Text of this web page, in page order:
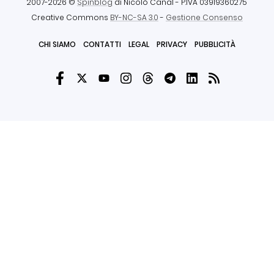
2007-2026 © Spinblog di Nicolò Canal - P.IVA 03919360275
Creative Commons BY-NC-SA 3.0- Gestione Consenso
CHI SIAMO CONTATTI LEGAL PRIVACY PUBBLICITÀ